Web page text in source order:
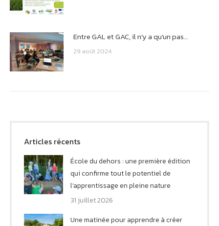
Entre GAL et GAC, il n’y a qu’un pas…
29 août 2024
Articles récents
École du dehors : une première édition
qui confirme tout le potentiel de
l’apprentissage en pleine nature
31 juillet 2026
Une matinée pour apprendre à créer